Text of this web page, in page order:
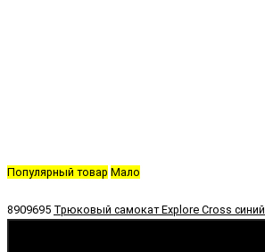
Популярный товар Мало
8909695 Трюковый самокат Explore Cross синий